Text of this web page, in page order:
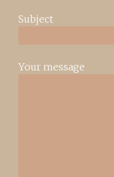
Subject
Your message